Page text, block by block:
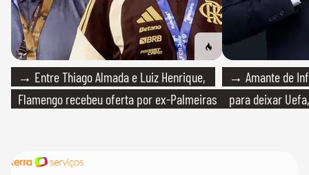
→ Entre Thiago Almada e Luiz Henrique,
Flamengo recebeu oferta por ex-Palmeiras
→ Amante de
para deixar